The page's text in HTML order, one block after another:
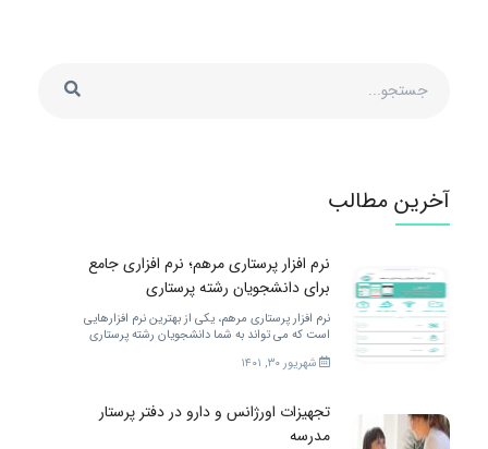
آخرین مطالب
نرم افزار پرستاری مرهم؛ نرم افزاری جامع
برای دانشجویان رشته پرستاری
نرم افزار پرستاری مرهم، یکی از بهترین نرم افزارهایی
است که می تواند به شما دانشجویان رشته پرستاری
خدمات مختلفی را ارائه کند. برای بهتر شدن.
شهریور ۳۰, ۱۴۰۱
تجهیزات اورژانس و دارو در دفتر پرستار
مدرسه